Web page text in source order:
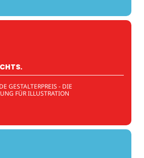
GESTALTERPREIS - DIE
FÜR ILLUSTRATION